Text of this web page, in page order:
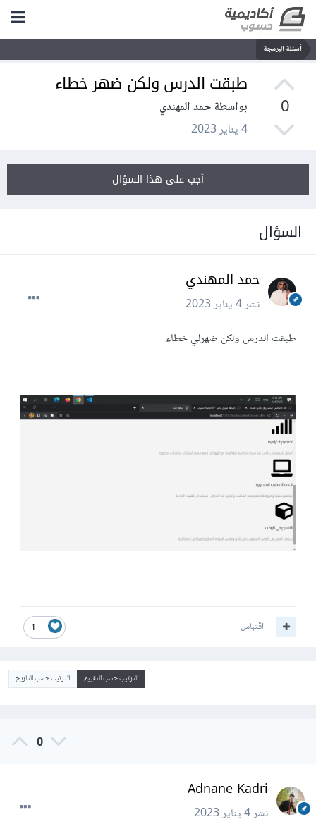
أسئلة البرمجة
0
طبقت الدرس ولكن ضهر خطاء
بواسطة حمد المهندي
4 يناير 2023
أجب على هذا السؤال
السؤال
حمد المهندي
نشر4 يناير 2023
طبقت الدرس ولكن ضهرلي خطاء
1 اقتباس
الترتيب حسب التقييم الترتيب حسب التاريخ
0
Adnane Kadri
نشر4 يناير 2023